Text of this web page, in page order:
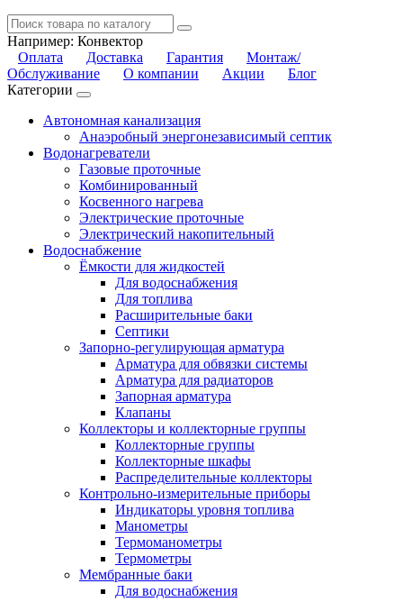
Например: Конвектор
Оплата
Доставка Гарантия
Монтаж/
Обслуживание
О компании Акции
Блог
Категории
Автономная канализация
Анаэробный энергонезависимый септик
Водонагреватели
Газовые проточные
Комбинированный
Косвенного нагрева
Электрические проточные
Электрический накопительный
Водоснабжение
Ёмкости для жидкостей
Для водоснабжения
Для топлива
Расширительные баки
Септики
Запорно-регулирующая арматура
Арматура для обвязки системы
Арматура для радиаторов
Запорная арматура
Клапаны
Коллекторы и коллекторные группы
Коллекторные группы
Коллекторные шкафы
Распределительные коллекторы
Контрольно-измерительные приборы
Индикаторы уровня топлива
Манометры
Термоманометры
Термометры
Мембранные баки
Для водоснабжения